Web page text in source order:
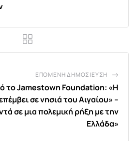
ΕΠΌΜΕΝΗ ΔΗΜΟΣΊΕΥΣΗ
το Jamestown Foundation: «Η
σε νησιά του Αιγαίου» –
σε μια πολεμική ρήξη με την
Ελλάδα»